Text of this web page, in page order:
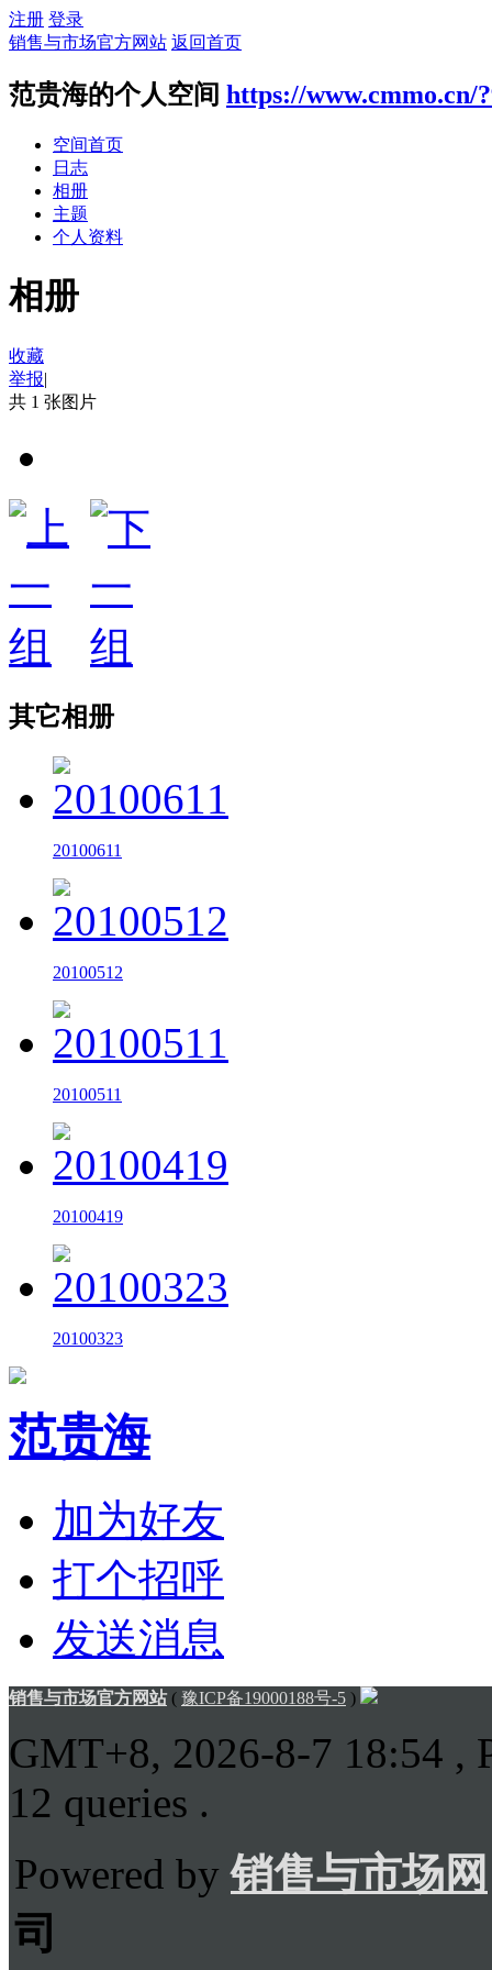
注册 登录
销售与市场官方网站 返回首页
范贵海的个人空间 https://www.cmmo.cn/
空间首页
日志
相册
主题
个人资料
相册
收藏
举报|
共 1 张图片
其它相册
20100611
20100512
20100511
20100419
20100323
范贵海
加为好友
打个招呼
发送消息
销售与市场官方网站( 豫ICP备19000188号-5 )
GMT+8, 2026-8-7 18:54 ,
12 queries .
Powered by销售与市场网
司